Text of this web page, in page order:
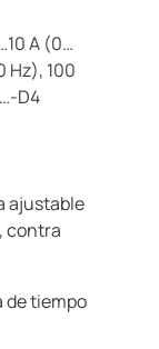
A (0…
Hz), 100
D4
ajustable
contra
de tiempo